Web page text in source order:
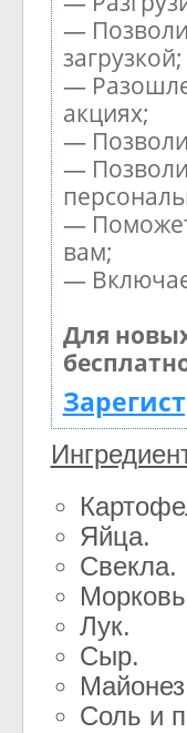
—
загрузкой;
—
акциях;
—
—
— Поможет
вам;
—
Для
Яйца.
Свекла.
Лук.
Сыр.
Соль и